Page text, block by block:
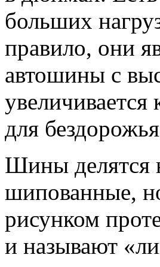
больших
правило, они
автошины с
увеличивается
для
Шины делятся
шипованные,
рисунком
и называют